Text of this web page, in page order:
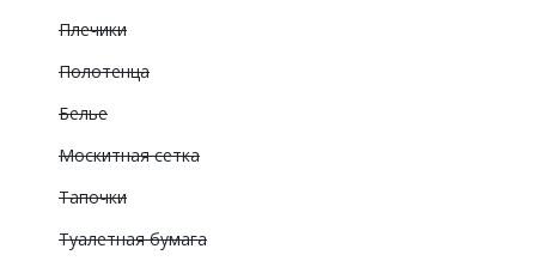
Плечики
Полотенца
Белье
Москитная сетка
Тапочки
Туалетная бумага